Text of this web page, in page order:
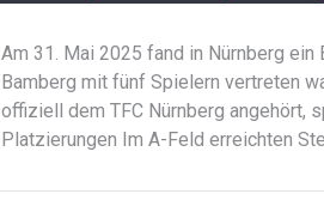
Am 31. Mai 2025 fand in Nürnberg
Bamberg mit fünf Spielern vertreten
offiziell dem TFC Nürnberg angehört,
Platzierungen Im A-Feld erreichten